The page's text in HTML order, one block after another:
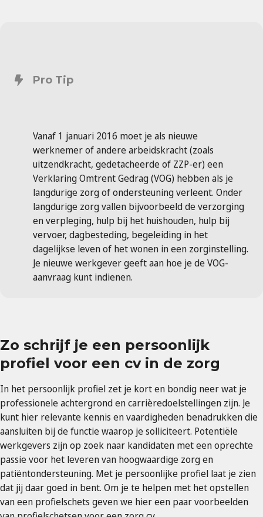
Pro Tip
Vanaf 1 januari 2016 moet je als nieuwe
werknemer of andere arbeidskracht (zoals
uitzendkracht, gedetacheerde of ZZP-er) een
Verklaring Omtrent Gedrag (VOG) hebben als je
langdurige zorg of ondersteuning verleent. Onder
langdurige zorg vallen bijvoorbeeld de verzorging
en verpleging, hulp bij het huishouden, hulp bij
vervoer, dagbesteding, begeleiding in het
dagelijkse leven of het wonen in een zorginstelling.
Je nieuwe werkgever geeft aan hoe je de VOG-
aanvraag kunt indienen.
Zo schrijf je een persoonlijk
profiel voor een cv in de zorg
In het persoonlijk profiel zet je kort en bondig neer wat je
professionele achtergrond en carrièredoelstellingen zijn. Je
kunt hier relevante kennis en vaardigheden benadrukken die
aansluiten bij de functie waarop je solliciteert. Potentiële
werkgevers zijn op zoek naar kandidaten met een oprechte
passie voor het leveren van hoogwaardige zorg en
patiëntondersteuning. Met je persoonlijke profiel laat je zien
dat jij daar goed in bent. Om je te helpen met het opstellen
van een profielschets geven we hier een paar voorbeelden